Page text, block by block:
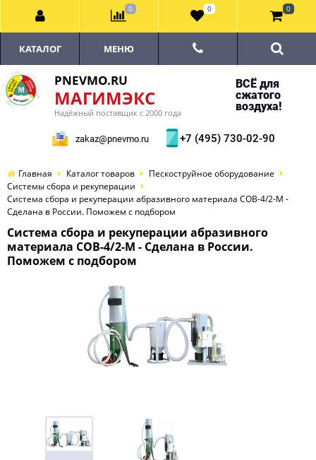
PNEVMO.RU
МАГИМЭКС
Надёжный поставщик с 2000 года
ВСЁ для
сжатого
воздуха!
zakaz@pnevmo.ru +7 (495) 730-02-90
КАТАЛОГ МЕНЮ
Главная Каталог товаров
Пескоструйное оборудование
Системы сбора и рекуперации
Система сбора и рекуперации абразивного материала СОВ-4/2-М -
Сделана в России. Поможем с подбором
Система сбора и рекуперации абразивного
материала СОВ-4/2-М - Сделана в России.
Поможем с подбором
0 0 0